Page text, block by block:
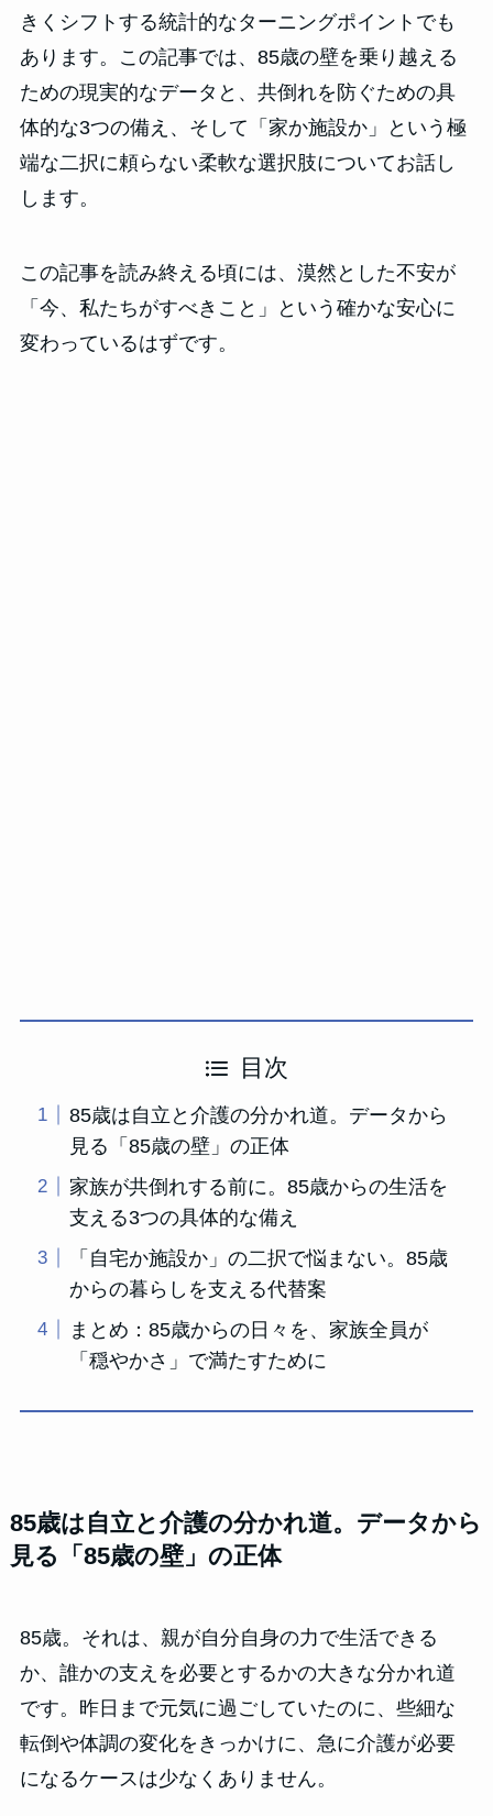
きくシフトする統計的なターニングポイントでも
あります。この記事では、85歳の壁を乗り越える
ための現実的なデータと、共倒れを防ぐための具
体的な3つの備え、そして「家か施設か」という極
端な二択に頼らない柔軟な選択肢についてお話し
します。
この記事を読み終える頃には、漠然とした不安が
「今、私たちがすべきこと」という確かな安心に
変わっているはずです。
目次
85歳は自立と介護の分かれ道。データから
見る「85歳の壁」の正体
家族が共倒れする前に。85歳からの生活を
支える3つの具体的な備え
「自宅か施設か」の二択で悩まない。85歳
からの暮らしを支える代替案
まとめ：85歳からの日々を、家族全員が
「穏やかさ」で満たすために
85歳は自立と介護の分かれ道。データから
見る「85歳の壁」の正体
85歳。それは、親が自分自身の力で生活できる
か、誰かの支えを必要とするかの大きな分かれ道
です。昨日まで元気に過ごしていたのに、些細な
転倒や体調の変化をきっかけに、急に介護が必要
になるケースは少なくありません。